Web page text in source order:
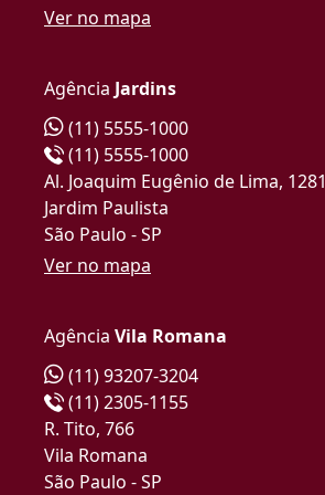
Ver no mapa
Agência Jardins
(11) 5555-1000
(11) 5555-1000
Al. Joaquim Eugênio de Lima, 1281
Jardim Paulista
São Paulo - SP
Ver no mapa
Agência Vila Romana
(11) 93207-3204
(11) 2305-1155
R. Tito, 766
Vila Romana
São Paulo - SP